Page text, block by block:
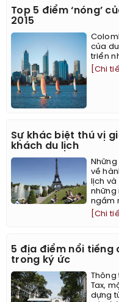
Top 5 điểm ‘nóng’
2015
của
triển
[Chi
Sự khác biệt thú vị
khách du lịch
về
lịch
những
ngầm
[Chi
5 địa điểm nổi tiếng
trong ký ức
Thông
Tax,
dựng